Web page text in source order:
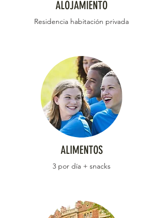
ALOJAMIENTO
Residencia habitación privada
ALIMENTOS
3 por día + snacks